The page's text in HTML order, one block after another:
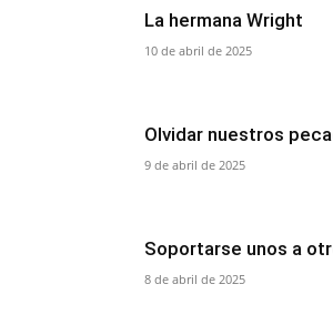
La hermana Wright
10 de abril de 2025
Olvidar nuestros
9 de abril de 2025
Soportarse unos a
8 de abril de 2025